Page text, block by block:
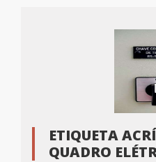
ETIQUETA
QUADRO